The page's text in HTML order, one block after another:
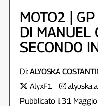
MOTO2 |
DI MANUEL
SECONDO
Di:ALYOSKA
AlyxF1
Pubblicato il 31